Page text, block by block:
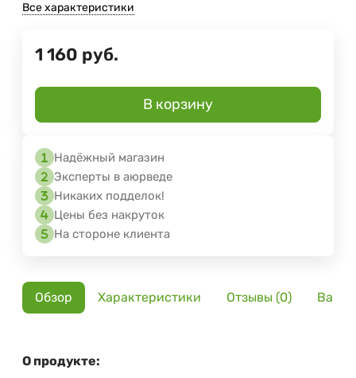
Все характеристики
1 160 руб.
В корзину
Надёжный магазин
Эксперты в аюрведе
Никаких подделок!
Цены без накруток
На стороне клиента
Обзор Характеристики Отзывы (0)
О продукте: